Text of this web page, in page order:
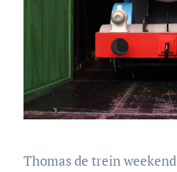
Thomas de trein weekend